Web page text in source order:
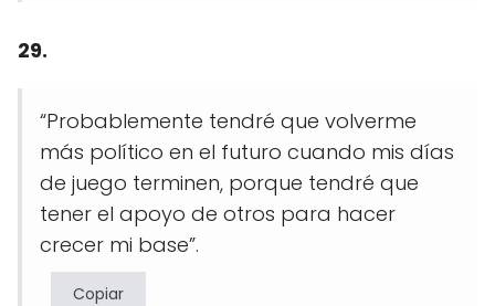
29.
“Probablemente tendré que volverme
más político en el futuro cuando mis días
de juego terminen, porque tendré que
tener el apoyo de otros para hacer
crecer mi base”.
Copiar